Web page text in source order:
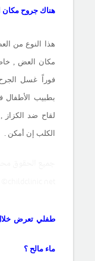
هناك جروح مكان
هذا النوع من
مكان العض ,
فوراً غسل
بطبيب الأطفال
لقاح ضد
الكلب إن أمكن .
طفلي تعرض
ماء مالح ؟